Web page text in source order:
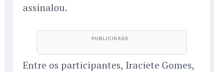
assinalou.
Entre os participantes, Iraciete Gomes,